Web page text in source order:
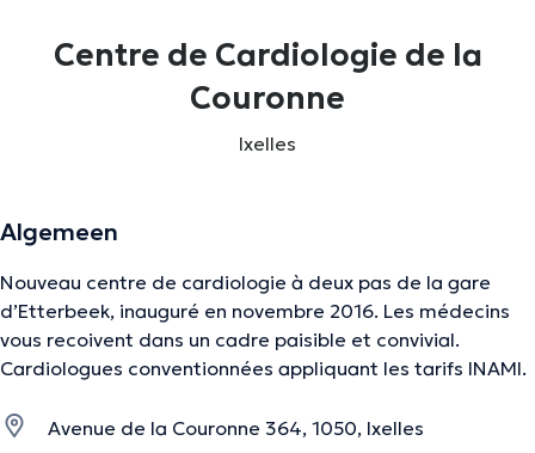
Centre de Cardiologie de la
Couronne
Ixelles
Algemeen
Nouveau centre de cardiologie à deux pas de la gare
d’Etterbeek, inauguré en novembre 2016. Les médecins
vous recoivent dans un cadre paisible et convivial.
Cardiologues conventionnées appliquant les tarifs INAMI.
Avenue de la Couronne 364, 1050, Ixelles